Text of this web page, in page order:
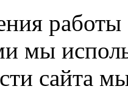
работы
мы
сайта